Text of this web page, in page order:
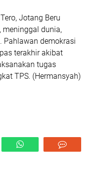
Jotang Beru
meninggal dunia,
Pahlawan demokrasi
terakhir akibat
tugas
TPS. (Hermansyah)